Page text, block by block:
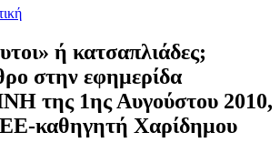
ή κατσαπλιάδες;
στην εφημερίδα
της 1ης Αυγούστου 2010,
καθηγητή Χαρίδημου